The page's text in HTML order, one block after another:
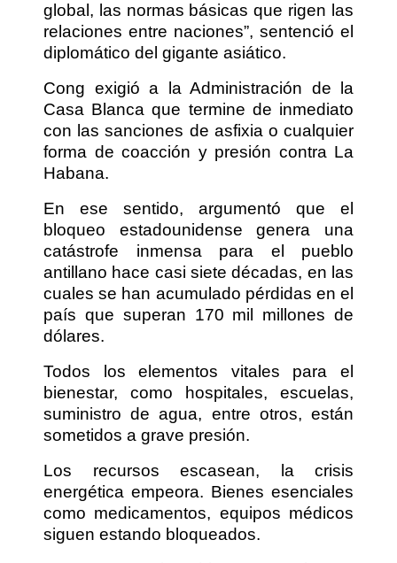
global, las normas básicas que rigen las
relaciones entre naciones”, sentenció el
diplomático del gigante asiático.
Cong exigió a la Administración de la
Casa Blanca que termine de inmediato
con las sanciones de asfixia o cualquier
forma de coacción y presión contra La
Habana.
En ese sentido, argumentó que el
bloqueo estadounidense genera una
catástrofe inmensa para el pueblo
antillano hace casi siete décadas, en las
cuales se han acumulado pérdidas en el
país que superan 170 mil millones de
dólares.
Todos los elementos vitales para el
bienestar, como hospitales, escuelas,
suministro de agua, entre otros, están
sometidos a grave presión.
Los recursos escasean, la crisis
energética empeora. Bienes esenciales
como medicamentos, equipos médicos
siguen estando bloqueados.